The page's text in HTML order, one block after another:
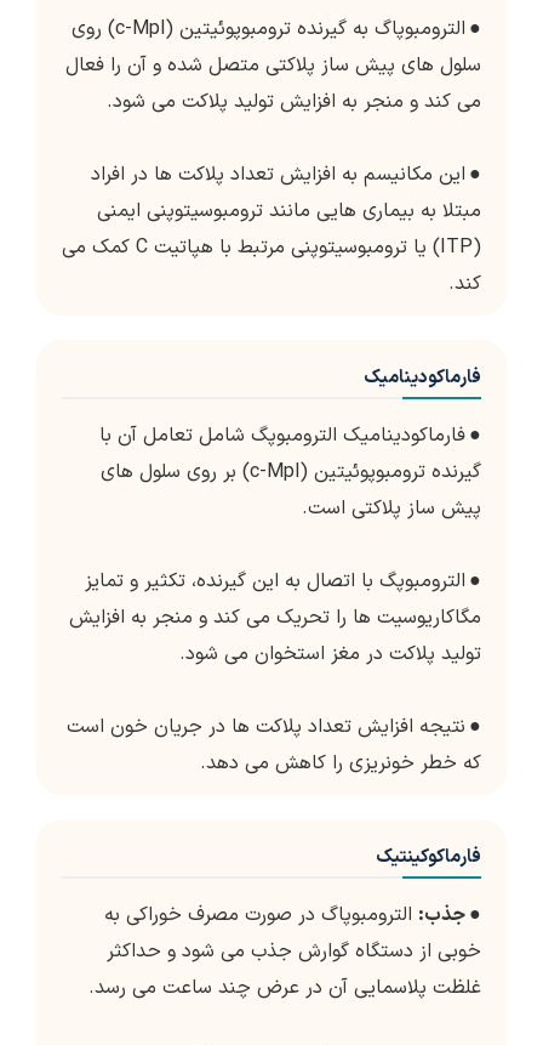
●
الترومبوپاگ به گیرنده ترومبوپوئیتین (c-Mpl) روی
سلول های پیش ساز پلاکتی متصل شده و آن را فعال
می کند و منجر به افزایش تولید پلاکت می شود.
● این مکانیسم به افزایش تعداد پلاکت ها در افراد
مبتلا به بیماری هایی مانند ترومبوسیتوپنی ایمنی
(ITP) یا ترومبوسیتوپنی مرتبط با هپاتیت C کمک می
کند.
فارماکودینامیک
●فارماکودینامیک الترومبوپگ شامل تعامل آن با
گیرنده ترومبوپوئیتین (c-Mpl) بر روی سلول های
پیش ساز پلاکتی است.
● الترومبوپگ با اتصال به این گیرنده، تکثیر و تمایز
مگاکاریوسیت ها را تحریک می کند و منجر به افزایش
تولید پلاکت در مغز استخوان می شود.
● نتیجه افزایش تعداد پلاکت ها در جریان خون است
که خطر خونریزی را کاهش می دهد.
فارماکوکینتیک
●جذب: الترومبوپاگ در صورت مصرف خوراکی به
خوبی از دستگاه گوارش جذب می شود و حداکثر
غلظت پلاسمایی آن در عرض چند ساعت می رسد.